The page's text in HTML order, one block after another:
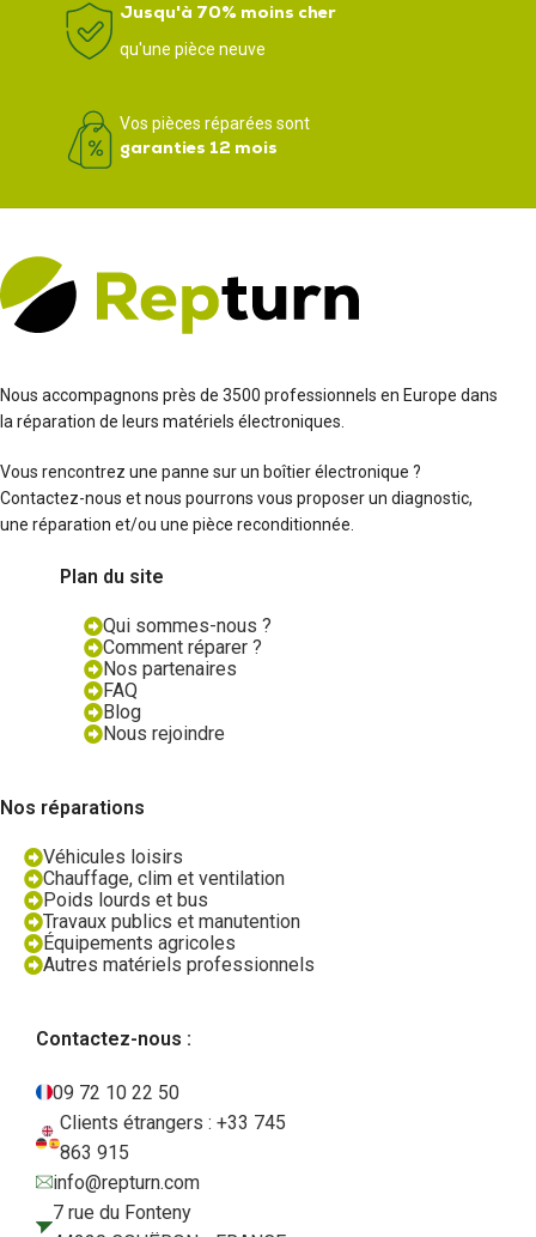
Jusqu'à 70% moins cher
qu'une pièce neuve
Vos pièces réparées sont
garanties 12 mois
Nous accompagnons près de 3500 professionnels en Europe dans
la réparation de leurs matériels électroniques.
Vous rencontrez une panne sur un boîtier électronique ?
Contactez-nous et nous pourrons vous proposer un diagnostic,
une réparation et/ou une pièce reconditionnée.
Plan du site
Qui sommes-nous ?
Comment réparer ?
Nos partenaires
FAQ
Blog
Nous rejoindre
Nos réparations
Véhicules loisirs
Chauffage, clim et ventilation
Poids lourds et bus
Travaux publics et manutention
Équipements agricoles
Autres matériels professionnels
Contactez-nous :
09 72 10 22 50
Clients étrangers : +33 745
863 915
info@repturn.com
7 rue du Fonteny